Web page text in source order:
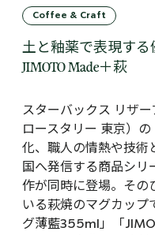
Coffee & Craft
土と釉薬で表現する
JIMOTO Made＋萩
スターバックス リザー
ロースタリー 東京）
化、職人の情熱や技術
国へ発信する商品シリ
作が同時に登場。その
いる萩焼のマグカップ
グ薄藍355ml」「